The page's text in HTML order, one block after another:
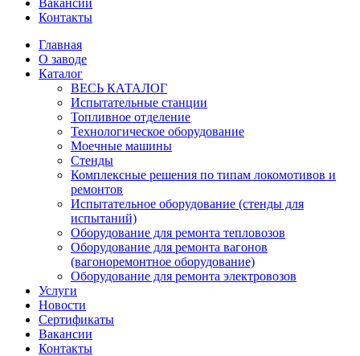
Вакансии
Контакты
Главная
О заводе
Каталог
ВЕСЬ КАТАЛОГ
Испытательные станции
Топливное отделение
Технологическое оборудование
Моечные машины
Стенды
Комплексные решения по типам локомотивов и
ремонтов
Испытательное оборудование (стенды для
испытаний)
Оборудование для ремонта тепловозов
Оборудование для ремонта вагонов
(вагоноремонтное оборудование)
Оборудование для ремонта электровозов
Услуги
Новости
Сертификаты
Вакансии
Контакты